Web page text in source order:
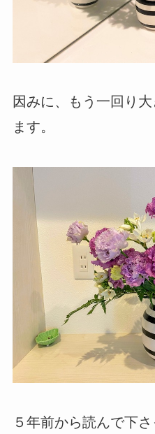
因みに、もう一回り
ます。
５年前から読んで下